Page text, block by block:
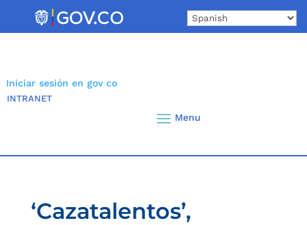
Iniciar sesión en gov co
INTRANET
‘Cazatalentos’,